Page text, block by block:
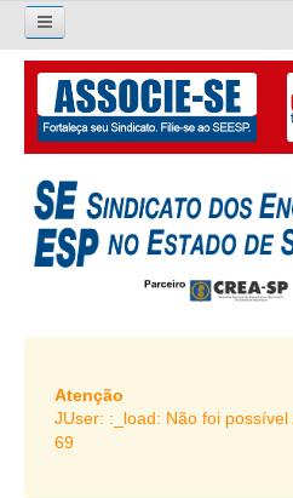
Pesquisar...
O SINDICATO
APRESENTAÇÃO
PALAVRA DO PRESIDENTE
DIRETORIA
LIVRO GESTÃO 2026-2029
SUBSEDES SINDICAIS
Atenção
JUser: :_load: Não foi
69